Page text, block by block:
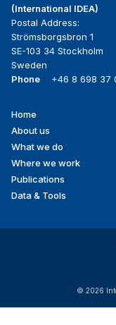
(International IDEA)
Postal Address:
Strömsborgsbron 1
SE-103 34 Stockholm
Sweden
Phone
+46 8 698 37
Footer
menu
Home
About us
What we do
Where we work
Publications
Data & Tools
© 2026